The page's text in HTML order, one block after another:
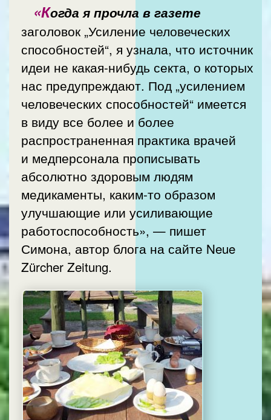
«Когда я прочла в газете
заголовок „Усиление человеческих
способностей“, я узнала, что источник
идеи не какая-нибудь секта, о которых
нас предупреждают. Под „усилением
человеческих способностей“ имеется
в виду все более и более
распространенная практика врачей
и медперсонала прописывать
абсолютно здоровым людям
медикаменты, каким-то образом
улучшающие или усиливающие
работоспособность», — пишет
Симона, автор блога на сайте Neue
Zürcher Zeitung.